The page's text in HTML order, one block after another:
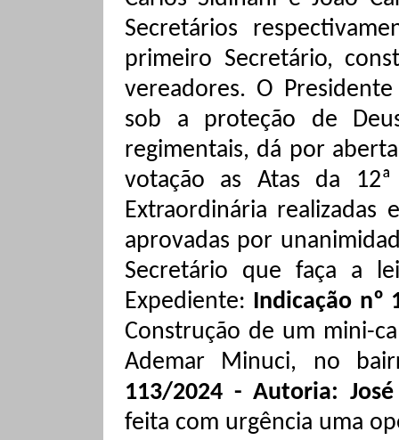
Secretários
primeiro Secretário,
vereadores. O
sob a proteção de
regimentais, dá por
votação as Atas da 12ª
Extraordinária
aprovadas por
Secretário que faça a
Expediente: Indicação nº
Construção de um mini-
Ademar Minuci, no
113/2024 - Autoria:
feita com urgência uma